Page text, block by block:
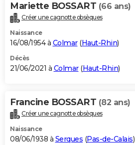
Mariette BOSSART (66 ans)
Créer une cagnotte obsèques
Naissance
16/08/1954 à Colmar(Haut-Rhin)
Décès
21/06/2021 à Colmar(Haut-Rhin)
Francine BOSSART (82 ans)
Créer une cagnotte obsèques
Naissance
08/06/1938 à Serques (Pas-de-Calais)